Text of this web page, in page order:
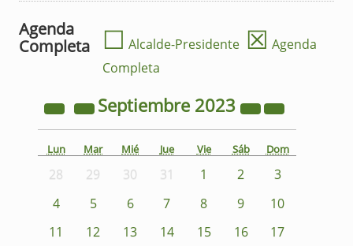
Agenda
Completa
☐ Alcalde-Presidente ☒ Agenda
Completa
Septiembre 2023
Lun Mar Mié Jue Vie Sáb Dom
28 29 30 31 1 2
3
4
5 6 7 8 9
10
11
12 13 14 15 16
17